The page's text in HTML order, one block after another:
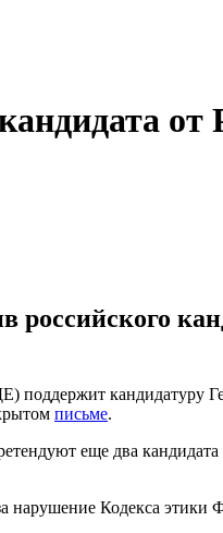
российского
кандидатуру
письме.
еще два
нарушение Кодекса